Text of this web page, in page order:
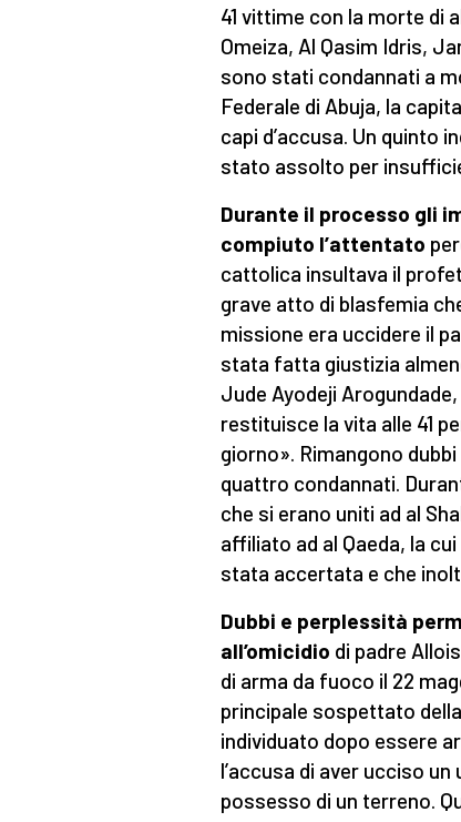
41 vittime con la morte di
Omeiza, Al Qasim Idris,
sono stati condannati a
Federale di Abuja, la
capi d’accusa. Un quinto
stato assolto per
Durante il processo gli
compiuto l’attentato
cattolica insultava il
grave atto di blasfemia
missione era uccidere il
stata fatta giustizia
Jude Ayodeji
restituisce la vita alle 41
giorno». Rimangono
quattro condannati.
che si erano uniti ad al
affiliato ad al Qaeda, la
stata accertata e che
Dubbi e perplessità
all’omicidio di padre
di arma da fuoco il 22
principale sospettato
individuato dopo essere
l’accusa di aver ucciso
possesso di un terreno.